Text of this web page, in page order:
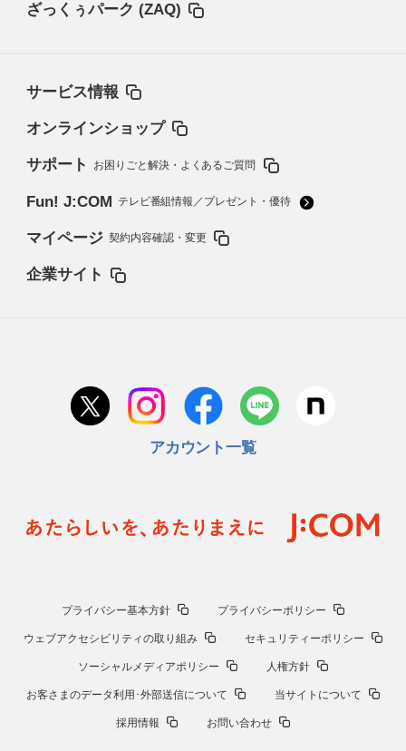
ざっくぅパーク (ZAQ)
サービス情報
オンラインショップ
サポート お困りごと解決・よくあるご質問
Fun! J:COM テレビ番組情報／プレゼント・優待
マイページ 契約内容確認・変更
企業サイト
アカウント一覧
プライバシー基本方針 プライバシーポリシー
ウェブアクセシビリティの取り組み セキュリティーポリシー
ソーシャルメディアポリシー 人権方針
お客さまのデータ利用･外部送信について 当サイトについて
採用情報 お問い合わせ